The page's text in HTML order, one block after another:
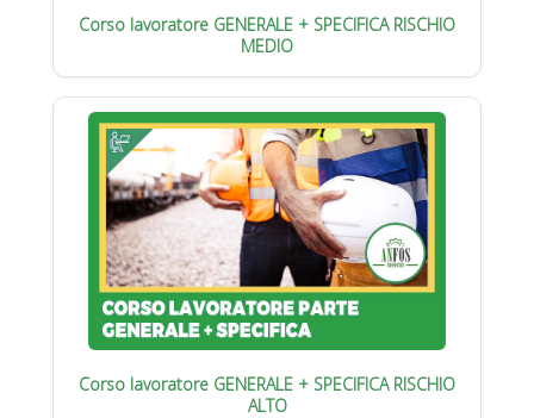
Corso lavoratore GENERALE + SPECIFICA RISCHIO
MEDIO
Corso lavoratore GENERALE + SPECIFICA RISCHIO
ALTO